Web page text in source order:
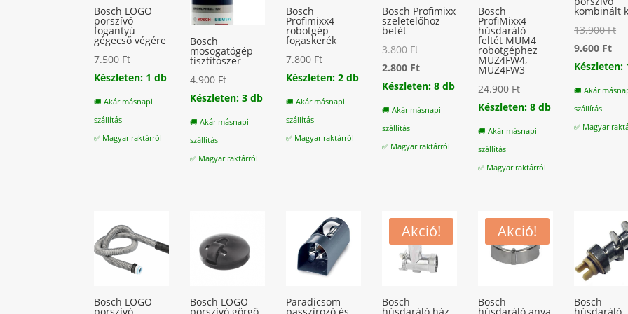
Bosch LOGO
porszívó
fogantyú
gégecső végére
7.500 Ft
Készleten: 1 db
🚚 Akár másnapi
szállítás
✅ Magyar raktárról
Bosch
mosogatógép
tisztítószer
4.900 Ft
Készleten: 3 db
🚚 Akár másnapi
szállítás
✅ Magyar raktárról
Bosch
Profimixx4
robotgép
fogaskerék
7.800 Ft
Készleten: 2 db
🚚 Akár másnapi
szállítás
✅ Magyar raktárról
Bosch Profimixx
szeletelőhöz
betét
3.800FtOriginal
price
was:
2.800 FtCurrent
price
Készleten: 8 db
🚚 Akár másnapi
szállítás
✅ Magyar raktárról
Bosch
ProfiMixx4
húsdaráló
feltét MUM4
robotgéphez
MUZ4FW4,
MUZ4FW3
24.900 Ft
Készleten: 8 db
🚚 Akár másnapi
szállítás
✅ Magyar raktárról
kombinált
13.900Ft
9.600 Ft
is:
Készleten:
🚚 Akár
szállítás
✅ Magyar
Bosch LOGO Bosch LOGO Paradicsom
Akció!
Bosch
Akció!
Bosch Bosch